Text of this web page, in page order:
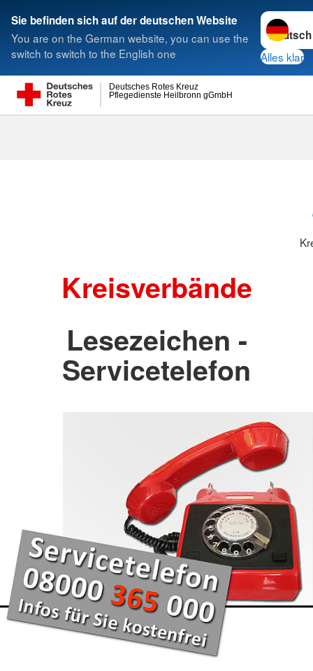
Sie befinden sich auf der deutschen Website
You are on the German website, you can use the
switch to switch to the English one
Sprache
Alles klar
Pflegedienste Heilbronn gGmbH
Deutsches Rotes Kreuz
Suche
Kreisverbände
Lesezeichen -
Servicetelefon